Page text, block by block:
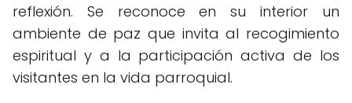
reflexión. Se reconoce en su interior un
ambiente de paz que invita al recogimiento
espiritual y a la participación activa de los
visitantes en la vida parroquial.